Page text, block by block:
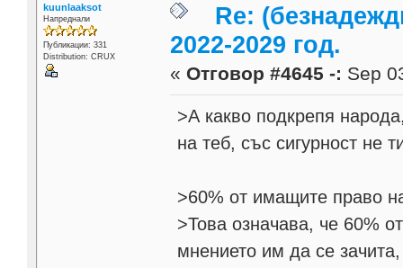
kuunlaaksot
Напреднали
Публикации: 331
Distribution: CRUX
Re:
2022-2029 год.
« Отговор #4645 -: Sep
>А какво подкрепя
на теб, със сигурност не
>60% от имащите право
>Това означава, че 60%
мнението им да се зачита,